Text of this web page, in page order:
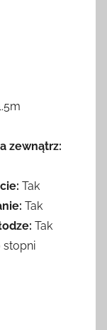
zewnątrz:
Tak
Tak
Tak
stopni